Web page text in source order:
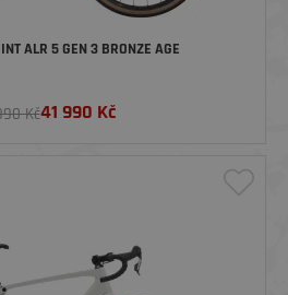
ALR 5 GEN 3 BRONZE AGE
Kč41 990 Kč